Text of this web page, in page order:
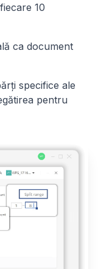
10
ca document
specifice ale
pentru